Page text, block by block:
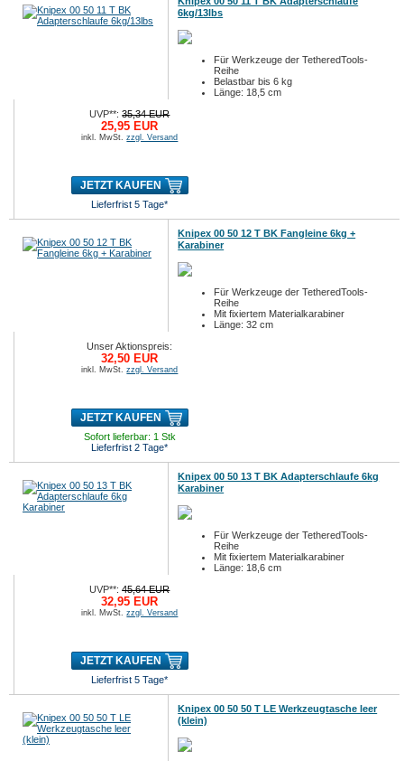
6kg/13lbs
Für Werkzeuge der TetheredTools-
Reihe
Belastbar bis 6 kg
Länge: 18,5 cm
UVP**:35,34 EUR
25,95 EUR
inkl. MwSt.zzgl. Versand
JETZT KAUFEN
Lieferfrist 5 Tage*
Knipex 00 50 12 T BK Fangleine 6kg +
Karabiner
Für Werkzeuge der TetheredTools-
Reihe
Mit fixiertem Materialkarabiner
Länge: 32 cm
Unser Aktionspreis:
32,50 EUR
inkl. MwSt.zzgl. Versand
JETZT KAUFEN
Sofort lieferbar: 1 Stk
Lieferfrist 2 Tage*
Knipex 00 50 13 T BK Adapterschlaufe 6kg
Karabiner
Für Werkzeuge der TetheredTools-
Reihe
Mit fixiertem Materialkarabiner
Länge: 18,6 cm
UVP**:45,64 EUR
32,95 EUR
inkl. MwSt.zzgl. Versand
JETZT KAUFEN
Lieferfrist 5 Tage*
Knipex 00 50 50 T LE Werkzeugtasche leer
(klein)